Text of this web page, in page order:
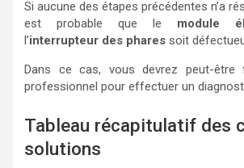
Si aucune des étapes précédentes n’a
est probable que le module
l’interrupteur des phares soit
Dans ce cas, vous devrez peut-être
professionnel pour effectuer un
Tableau récapitulatif des
solutions